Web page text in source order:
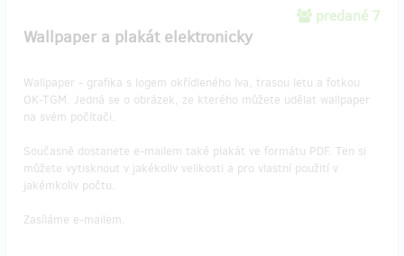
predané 7
Wallpaper a plakát elektronicky
Wallpaper - grafika s logem okřídleného lva, trasou letu a fotkou
OK-TGM. Jedná se o obrázek, ze kterého můžete udělat wallpaper
na svém počítači.
Současně dostanete e-mailem také plakát ve formátu PDF. Ten si
můžete vytisknout v jakékoliv velikosti a pro vlastní použití v
jakémkoliv počtu.
Zasíláme e-mailem.